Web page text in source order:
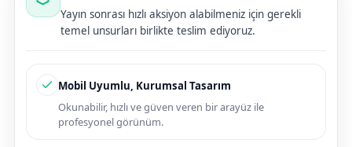
Yayın sonrası hızlı aksiyon alabilmeniz için gerekli
temel unsurları birlikte teslim ediyoruz.
Mobil Uyumlu, Kurumsal Tasarım
Okunabilir, hızlı ve güven veren bir arayüz ile
profesyonel görünüm.